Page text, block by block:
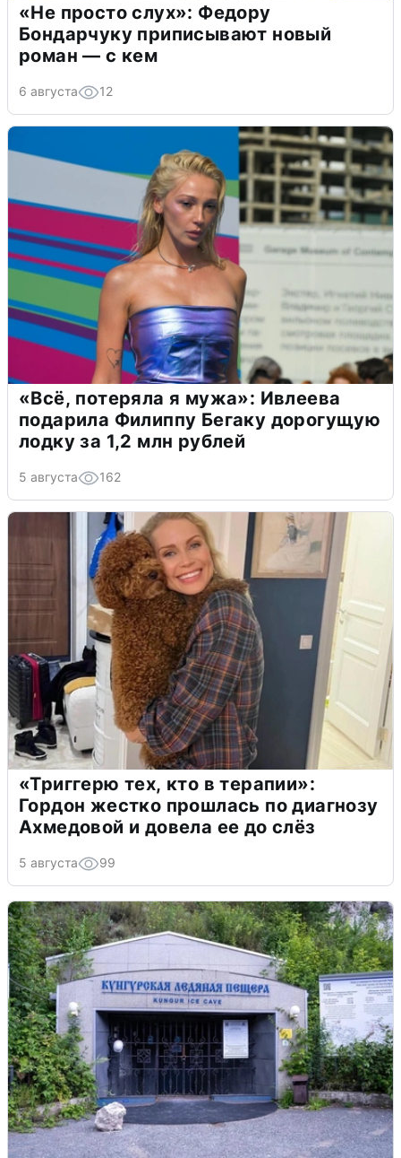
«Не просто слух»: Федору
Бондарчуку приписывают новый
роман — с кем
6 августа 12
«Всё, потеряла я мужа»: Ивлеева
подарила Филиппу Бегаку дорогущую
лодку за 1,2 млн рублей
5 августа 162
«Триггерю тех, кто в терапии»:
Гордон жестко прошлась по диагнозу
Ахмедовой и довела ее до слёз
5 августа 99